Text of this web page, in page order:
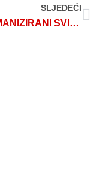
SLJEDEĆI
DEHUMANIZIRANI SVIJET